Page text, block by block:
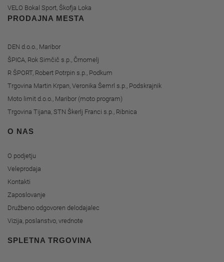
VELO Bokal Sport, Škofja Loka
PRODAJNA MESTA
DEN d.o.o., Maribor
ŠPICA, Rok Simčič s.p., Črnomelj
R ŠPORT, Robert Potrpin s.p., Podkum
Trgovina Martin Krpan, Veronika Šemrl s.p., Podskrajnik
Moto limit d.o.o., Maribor (moto program)
Trgovina Tijana, STN Škerlj Franci s.p., Ribnica
O NAS
O podjetju
Veleprodaja
Kontakti
Zaposlovanje
Družbeno odgovoren delodajalec
Vizija, poslanstvo, vrednote
SPLETNA TRGOVINA